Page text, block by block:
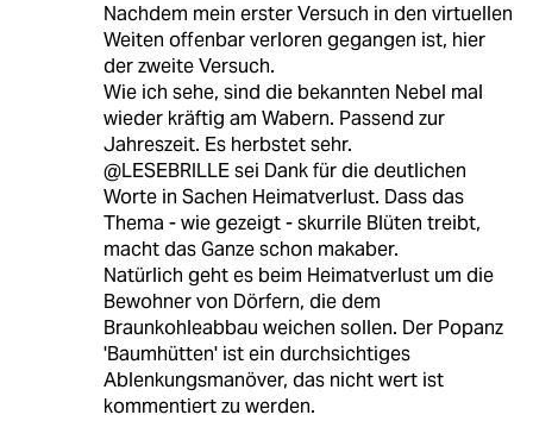
Nachdem mein erster Versuch in den virtuellen
Weiten offenbar verloren gegangen ist, hier
der zweite Versuch.
Wie ich sehe, sind die bekannten Nebel mal
wieder kräftig am Wabern. Passend zur
Jahreszeit. Es herbstet sehr.
@LESEBRILLE sei Dank für die deutlichen
Worte in Sachen Heimatverlust. Dass das
Thema - wie gezeigt - skurrile Blüten treibt,
macht das Ganze schon makaber.
Natürlich geht es beim Heimatverlust um die
Bewohner von Dörfern, die dem
Braunkohleabbau weichen sollen. Der Popanz
'Baumhütten' ist ein durchsichtiges
Ablenkungsmanöver, das nicht wert ist
kommentiert zu werden.